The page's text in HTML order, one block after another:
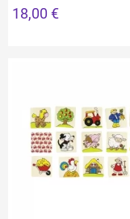
18,00 €